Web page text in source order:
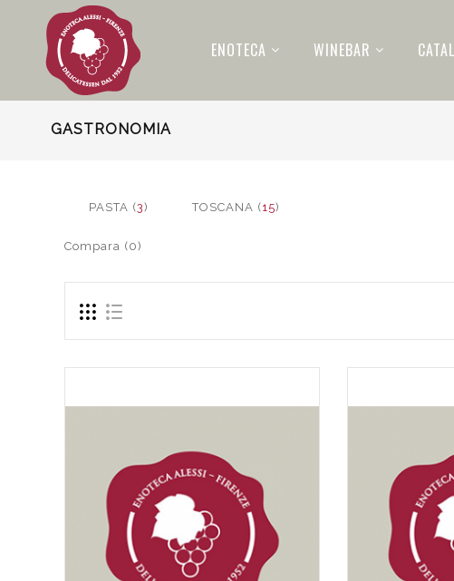
ENOTECA WINEBAR
GASTRONOMIA
PASTA (3) TOSCANA (15)
Compara (0)